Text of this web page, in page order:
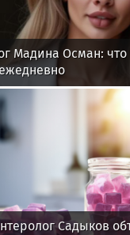
Мадина Осман: что
Садыков